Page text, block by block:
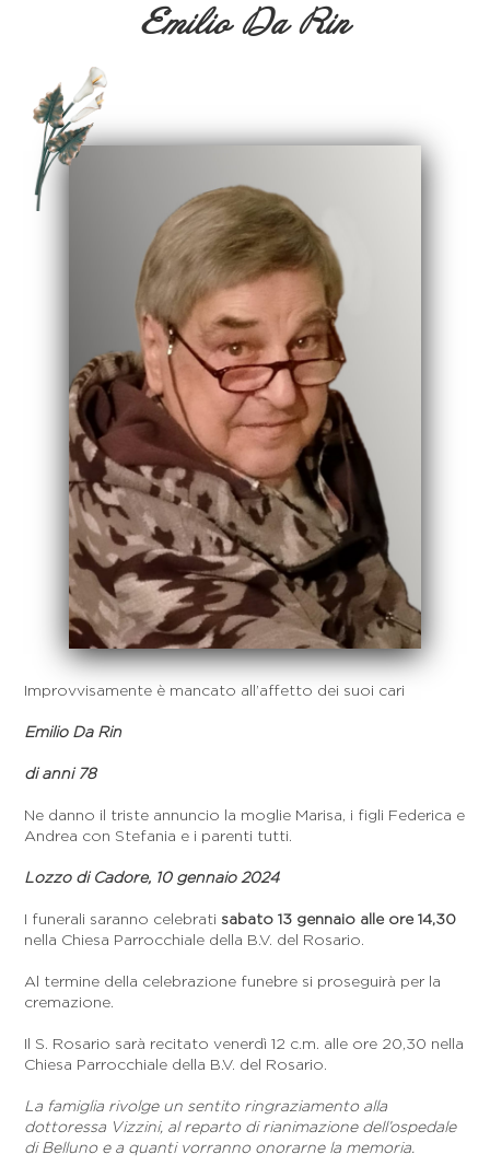
Emilio Da Rin
Improvvisamente è mancato all’affetto dei suoi cari
Emilio Da Rin
di anni 78
Ne danno il triste annuncio la moglie Marisa, i figli Federica e
Andrea con Stefania e i parenti tutti.
Lozzo di Cadore, 10 gennaio 2024
I funerali saranno celebratisabato 13 gennaio alle ore 14,30
nella Chiesa Parrocchiale della B.V. del Rosario.
Al termine della celebrazione funebre si proseguirà per la
cremazione.
Il S. Rosario sarà recitato venerdì 12 c.m. alle ore 20,30 nella
Chiesa Parrocchiale della B.V. del Rosario.
La famiglia rivolge un sentito ringraziamento alla
dottoressa Vizzini, al reparto di rianimazione dell’ospedale
di Belluno e a quanti vorranno onorarne la memoria.